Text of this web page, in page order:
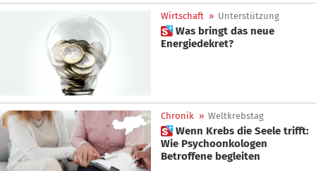
Wirtschaft » Unterstützung
 Was bringt das neue
Energiedekret?
Chronik » Weltkrebstag
 Wenn Krebs die Seele trifft:
Wie Psychoonkologen
Betroffene begleiten